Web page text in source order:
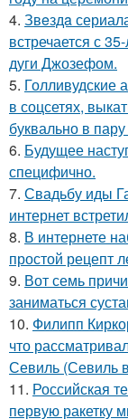
4. Звeздa
встречается с
дуги Джозефом.
5. Голливудские
в соцсетях,
буквально в
6. Будущее
специфично.
7. Свадьбу иды
интернет
8. В интернете
простой рецепт
9. Вот семь
заниматься
10. Филипп
что
Севиль (Севиль
11. Российская
первую ракетку